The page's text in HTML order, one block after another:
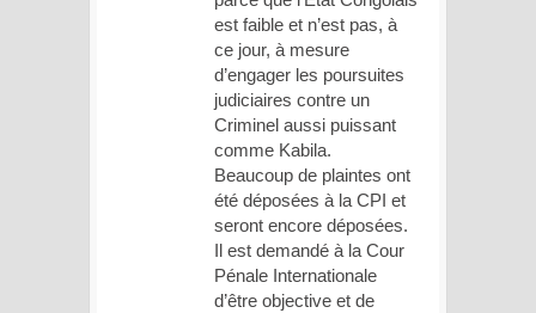
est faible et n’est pas, à
ce jour, à mesure
d’engager les poursuites
judiciaires contre un
Criminel aussi puissant
comme Kabila.
Beaucoup de plaintes ont
été déposées à la CPI et
seront encore déposées.
Il est demandé à la Cour
Pénale Internationale
d’être objective et de